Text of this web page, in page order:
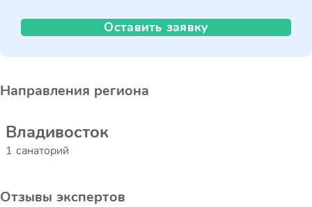
Оставить заявку
Направления региона
Владивосток
1 санаторий
Отзывы экспертов